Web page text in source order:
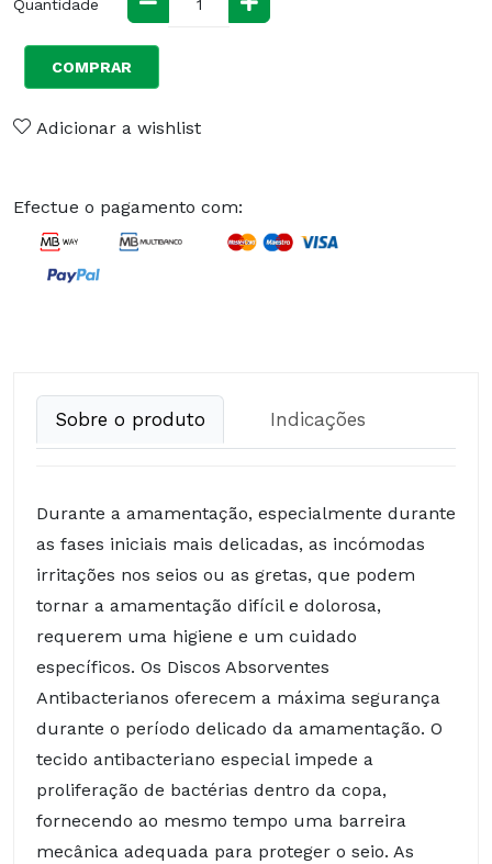
Quantidade
COMPRAR
Adicionar a wishlist
Efectue o pagamento com:
Sobre o produto Indicações
Durante a amamentação, especialmente durante
as fases iniciais mais delicadas, as incómodas
irritações nos seios ou as gretas, que podem
tornar a amamentação difícil e dolorosa,
requerem uma higiene e um cuidado
específicos. Os Discos Absorventes
Antibacterianos oferecem a máxima segurança
durante o período delicado da amamentação. O
tecido antibacteriano especial impede a
proliferação de bactérias dentro da copa,
fornecendo ao mesmo tempo uma barreira
mecânica adequada para proteger o seio. As